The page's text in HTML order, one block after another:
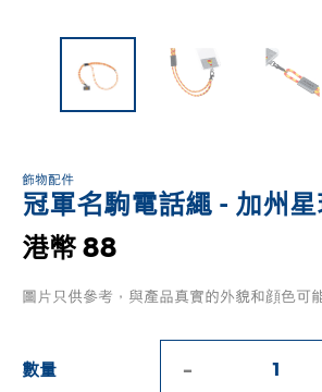
飾物配件
冠軍名駒電話繩 - 加州
港幣 88
圖片只供參考，與產品真實的外貌和顔色可
數量 -